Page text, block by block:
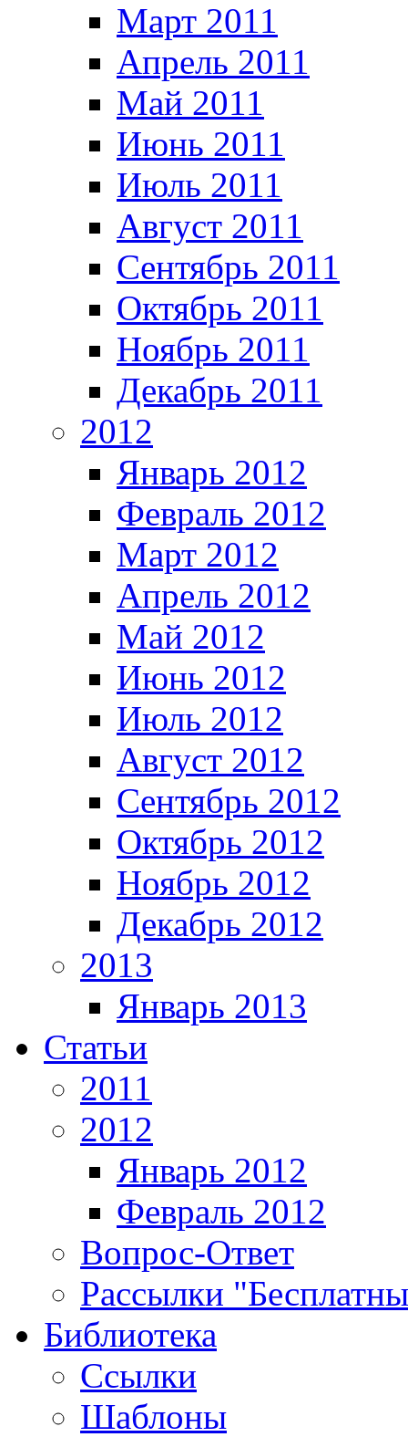
Март 2011
Апрель 2011
Май 2011
Июнь 2011
Июль 2011
Август 2011
Сентябрь 2011
Октябрь 2011
Ноябрь 2011
Декабрь 2011
2012
Январь 2012
Февраль 2012
Март 2012
Апрель 2012
Май 2012
Июнь 2012
Июль 2012
Август 2012
Сентябрь 2012
Октябрь 2012
Ноябрь 2012
Декабрь 2012
2013
Январь 2013
Статьи
2011
2012
Январь 2012
Февраль 2012
Вопрос-Ответ
Рассылки
Библиотека
Ссылки
Шаблоны